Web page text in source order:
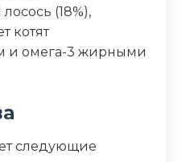
1
(18%),
котят
и омега-3 жирными
следующие